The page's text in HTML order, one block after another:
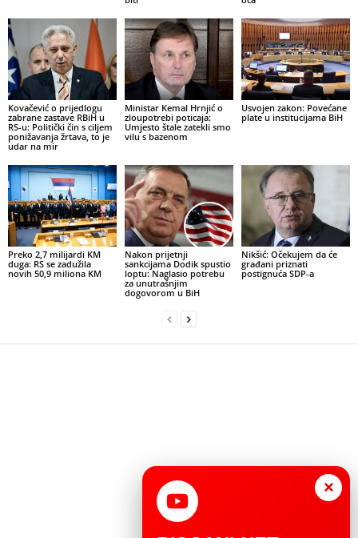
Kovačević o prijedlogu
zabrane zastave RBiH u
RS-u: Politički čin s ciljem
ponižavanja žrtava, to je
udar na mir
Ministar Kemal Hrnjić o
zloupotrebi poticaja:
Umjesto štale zatekli smo
vilu s bazenom
Usvojen zakon: Povećane
plate u institucijama BiH
Preko 2,7 milijardi KM
duga: RS se zadužila
novih 50,9 miliona KM
Nakon prijetnji
sankcijama Dodik spustio
loptu: Naglasio potrebu
za unutrašnjim
dogovorom u BiH
Nikšić: Očekujem da će
građani priznati
postignuća SDP-a
×